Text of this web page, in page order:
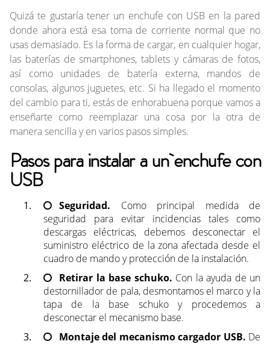
Quizá te gustaría tener un enchufe con USB en la pared
donde ahora está esa toma de corriente normal que no
usas demasiado. Es la forma de cargar, en cualquier hogar,
las baterías de smartphones, tablets y cámaras de fotos,
así como unidades de batería externa, mandos de
consolas, algunos juguetes, etc. Si ha llegado el momento
del cambio para ti, estás de enhorabuena porque vamos a
enseñarte como reemplazar una cosa por la otra de
manera sencilla y en varios pasos simples.
Pasos para instalar a un enchufe con
USB
Seguridad. Como principal medida de
seguridad para evitar incidencias tales como
descargas eléctricas, debemos desconectar el
suministro eléctrico de la zona afectada desde el
cuadro de mando y protección de la instalación.
Retirar la base schuko. Con la ayuda de un
destornillador de pala, desmontamos el marco y la
tapa de la base schuko y procedemos a
desconectar el mecanismo base.
Montaje del mecanismo cargador USB. De